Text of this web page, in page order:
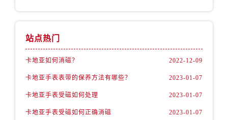
站点热门
卡地亚如何消磁？ 2022-12-09
卡地亚手表表带的保养方法有哪些？ 2023-01-07
卡地亚手表受磁如何处理 2023-01-07
卡地亚手表受磁如何正确消磁 2023-01-07